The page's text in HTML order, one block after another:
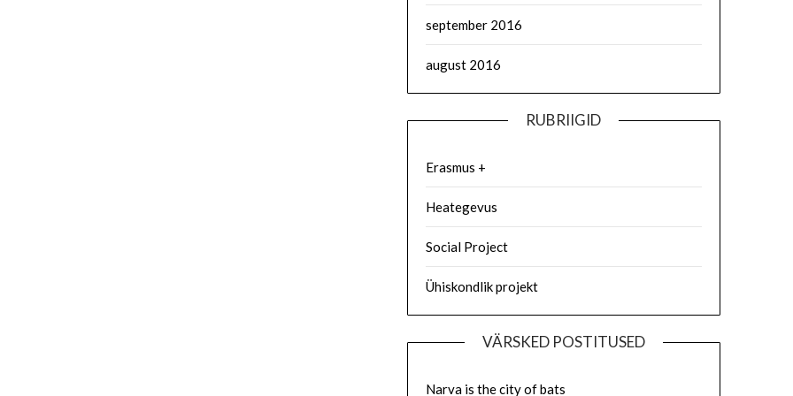
september 2016
august 2016
RUBRIIGID
Erasmus +
Heategevus
Social Project
Ühiskondlik projekt
VÄRSKED POSTITUSED
Narva is the city of bats